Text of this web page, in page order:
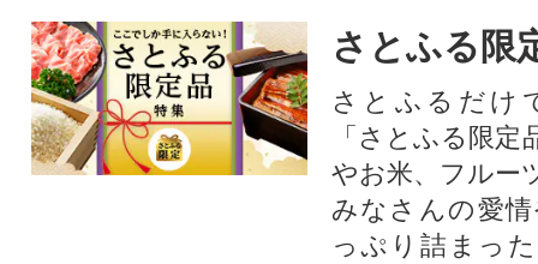
さとふる限
さとふるだけ
「さとふる限
やお米、フルー
みなさんの愛
っぷり詰まっ